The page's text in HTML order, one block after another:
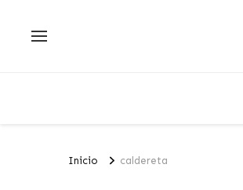
Inicio caldereta